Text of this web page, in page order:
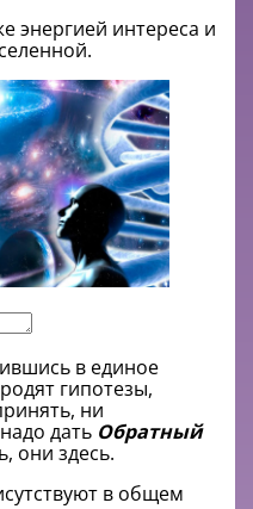
энергией интереса и
в единое
гипотезы,
ни
дать Обратный
они здесь.
в общем